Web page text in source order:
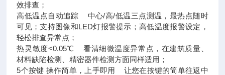
效排查；
高低温点自动追踪 中心/高/低温三点测温，最热点随时
可见；支持图像和LED灯报警提示；高低温度报警设定，
轻松排查异常点；
热灵敏度<0.05℃ 看清细微温度异常点，在建筑质量、
材料缺陷检测、精密器件检测方面同样适用；
5个按键 操作简单，上手即用 让您在按键的简单往返中